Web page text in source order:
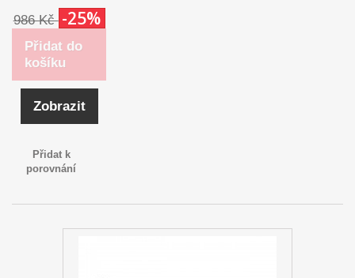
986 Kč -25%
Přidat do
košíku
Zobrazit
Přidat k
porovnání